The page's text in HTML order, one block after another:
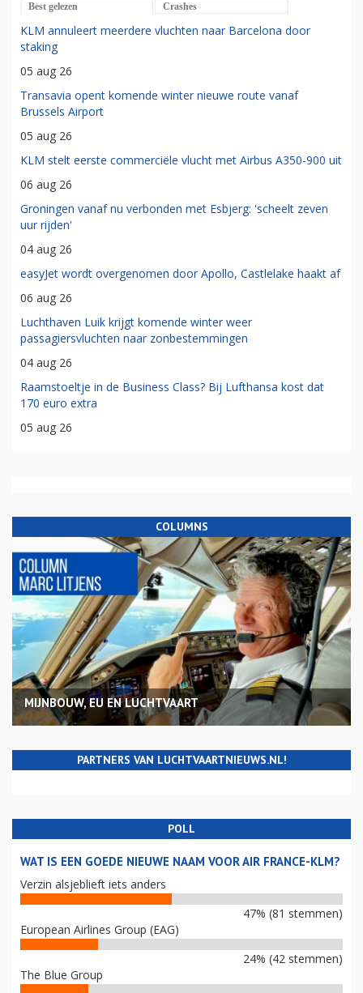
Best gelezen Crashes
KLM annuleert meerdere vluchten naar Barcelona door
staking
05 aug 26
Transavia opent komende winter nieuwe route vanaf
Brussels Airport
05 aug 26
KLM stelt eerste commerciële vlucht met Airbus A350-900 uit
06 aug 26
Groningen vanaf nu verbonden met Esbjerg: 'scheelt zeven
uur rijden'
04 aug 26
easyJet wordt overgenomen door Apollo, Castlelake haakt af
06 aug 26
Luchthaven Luik krijgt komende winter weer
passagiersvluchten naar zonbestemmingen
04 aug 26
Raamstoeltje in de Business Class? Bij Lufthansa kost dat
170 euro extra
05 aug 26
COLUMNS
MIJNBOUW, EU EN LUCHTVAART
PARTNERS VAN LUCHTVAARTNIEUWS.NL!
POLL
WAT IS EEN GOEDE NIEUWE NAAM VOOR AIR FRANCE-KLM?
Verzin alsjeblieft iets anders
47% (81 stemmen)
European Airlines Group (EAG)
24% (42 stemmen)
The Blue Group